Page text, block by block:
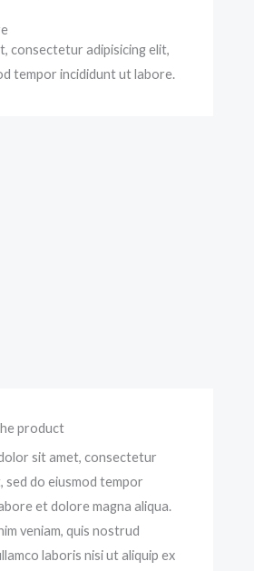
consectetur adipisicing elit,
tempor incididunt ut labore.
product
sit amet, consectetur
sed do eiusmod tempor
et dolore magna aliqua.
veniam, quis nostrud
laboris nisi ut aliquip ex